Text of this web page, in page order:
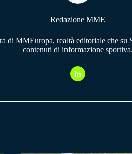
Redazione MME
di MMEuropa, realtà editoriale che su
contenuti di informazione sportiva.